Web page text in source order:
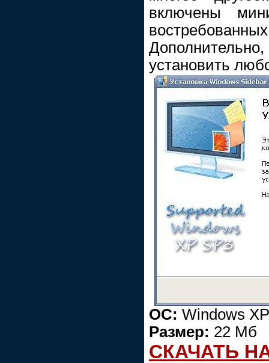
включены
установить
ОС: Windows
Размер: 22 Мб
СКАЧАТЬ